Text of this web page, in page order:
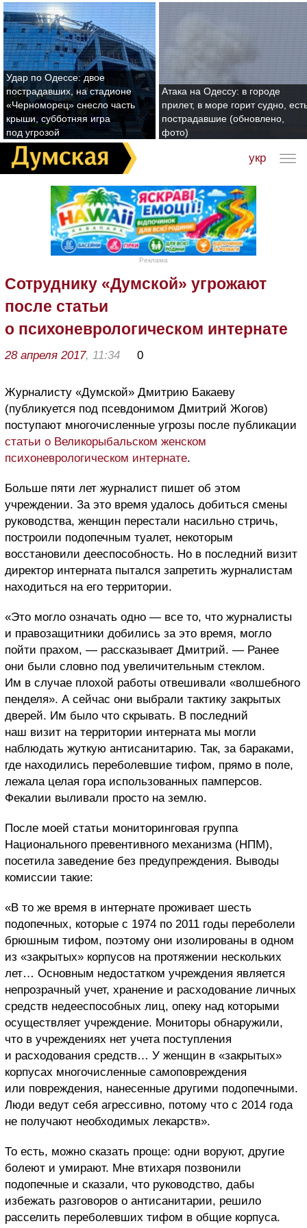
Удар по Одессе: двое
пострадавших, на стадионе
«Черноморец» снесло часть
крыши, субботняя игра
под угрозой
Атака на Одессу: в городе
прилет, в море горит судно,
пострадавшие (обновлено,
фото)
укр
Реклама
Сотруднику «Думской» угрожают
после статьи
о психоневрологическом интернате
28 апреля 2017, 11:34 0
Журналисту «Думской» Дмитрию Бакаеву
(публикуется под псевдонимом Дмитрий Жогов)
поступают многочисленные угрозы после публикации
статьи о Великорыбальском женском
психоневрологическом интернате.
Больше пяти лет журналист пишет об этом
учреждении. За это время удалось добиться смены
руководства, женщин перестали насильно стричь,
построили подопечным туалет, некоторым
восстановили дееспособность. Но в последний визит
директор интерната пытался запретить журналистам
находиться на его территории.
«Это могло означать одно — все то, что журналисты
и правозащитники добились за это время, могло
пойти прахом, — рассказывает Дмитрий. — Ранее
они были словно под увеличительным стеклом.
Им в случае плохой работы отвешивали «волшебного
пенделя». А сейчас они выбрали тактику закрытых
дверей. Им было что скрывать. В последний
наш визит на территории интерната мы могли
наблюдать жуткую антисанитарию. Так, за бараками,
где находились переболевшие тифом, прямо в поле,
лежала целая гора использованных памперсов.
Фекалии выливали просто на землю.
После моей статьи мониторинговая группа
Национального превентивного механизма (НПМ),
посетила заведение без предупреждения. Выводы
комиссии такие:
«В то же время в интернате проживает шесть
подопечных, которые с 1974 по 2011 годы переболели
брюшным тифом, поэтому они изолированы в одном
из «закрытых» корпусов на протяжении нескольких
лет… Основным недостатком учреждения является
непрозрачный учет, хранение и расходование личных
средств недееспособных лиц, опеку над которыми
осуществляет учреждение. Мониторы обнаружили,
что в учреждениях нет учета поступления
и расходования средств… У женщин в «закрытых»
корпусах многочисленные самоповреждения
или повреждения, нанесенные другими подопечными.
Люди ведут себя агрессивно, потому что с 2014 года
не получают необходимых лекарств».
То есть, можно сказать проще: одни воруют, другие
болеют и умирают. Мне втихаря позвонили
подопечные и сказали, что руководство, дабы
избежать разговоров о антисанитарии, решило
расселить переболевших тифом в общие корпуса.